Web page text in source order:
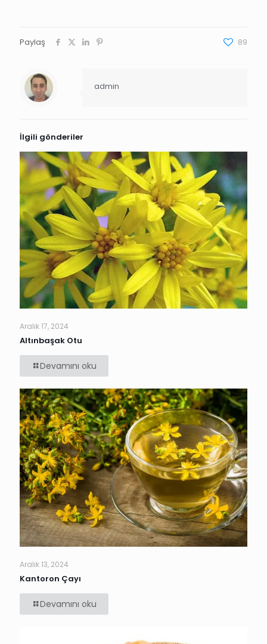
Paylaş 89
admin
İlgili gönderiler
Aralık 17, 2024
Altınbaşak Otu
Devamını oku
Aralık 13, 2024
Kantoron Çayı
Devamını oku